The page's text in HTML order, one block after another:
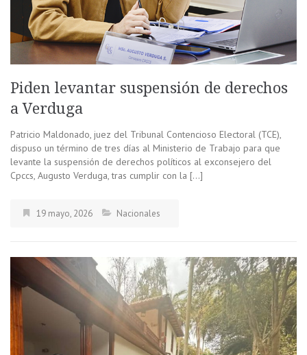
Piden levantar suspensión de derechos
a Verduga
Patricio Maldonado, juez del Tribunal Contencioso Electoral (TCE),
dispuso un término de tres días al Ministerio de Trabajo para que
levante la suspensión de derechos políticos al exconsejero del
Cpccs, Augusto Verduga, tras cumplir con la […]
19 mayo, 2026 Nacionales